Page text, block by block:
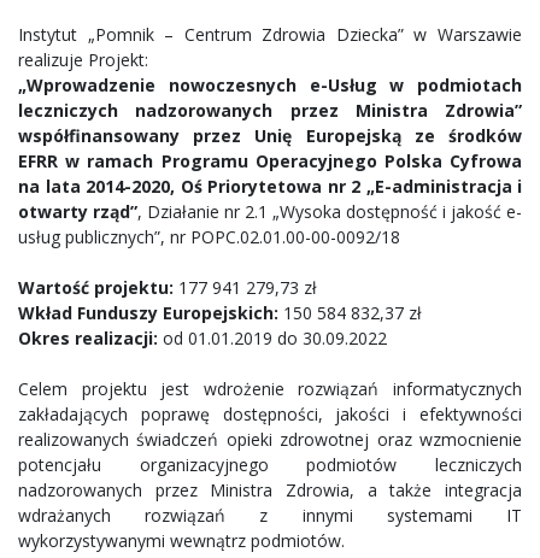
Instytut „Pomnik – Centrum Zdrowia Dziecka” w Warszawie
realizuje Projekt:
„Wprowadzenie nowoczesnych e-Usług w podmiotach
leczniczych nadzorowanych przez Ministra Zdrowia”
współfinansowany przez Unię Europejską ze środków
EFRR w ramach Programu Operacyjnego Polska Cyfrowa
na lata 2014-2020, Oś Priorytetowa nr 2 „E-administracja i
otwarty rząd”, Działanie nr 2.1 „Wysoka dostępność i jakość e-
usług publicznych”, nr POPC.02.01.00-00-0092/18
Wartość projektu: 177 941 279,73 zł
Wkład Funduszy Europejskich: 150 584 832,37 zł
Okres realizacji: od 01.01.2019 do 30.09.2022
Celem projektu jest wdrożenie rozwiązań informatycznych
zakładających poprawę dostępności, jakości i efektywności
realizowanych świadczeń opieki zdrowotnej oraz wzmocnienie
potencjału organizacyjnego podmiotów leczniczych
nadzorowanych przez Ministra Zdrowia, a także integracja
wdrażanych rozwiązań z innymi systemami IT
wykorzystywanymi wewnątrz podmiotów.